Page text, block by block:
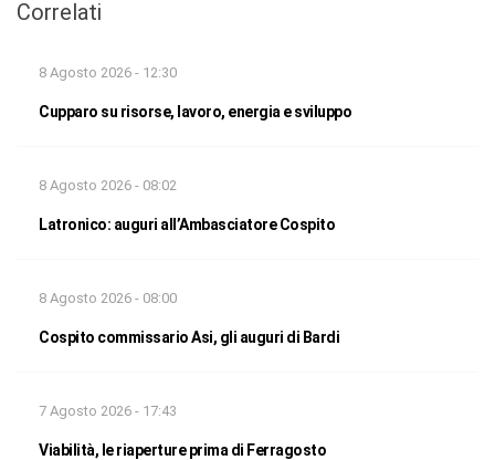
Correlati
8 Agosto 2026 - 12:30
Cupparo su risorse, lavoro, energia e sviluppo
8 Agosto 2026 - 08:02
Latronico: auguri all’Ambasciatore Cospito
8 Agosto 2026 - 08:00
Cospito commissario Asi, gli auguri di Bardi
7 Agosto 2026 - 17:43
Viabilità, le riaperture prima di Ferragosto